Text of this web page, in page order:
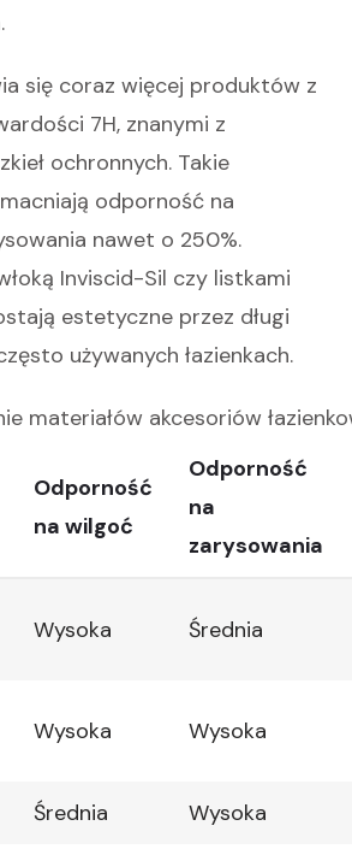
się coraz więcej produktów z
7H, znanymi z
ochronnych. Takie
odporność na
nawet o 250%.
Inviscid-Sil czy listkami
estetyczne przez długi
używanych łazienkach.
materiałów akcesoriów
Odporność
na wilgoć
Odporność
na
zarysowania
Wysoka Średnia
Wysoka Wysoka
Średnia Wysoka